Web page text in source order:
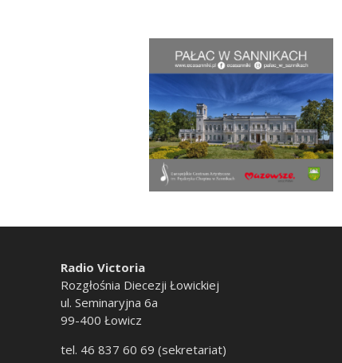
Radio Victoria
Rozgłośnia Diecezji Łowickiej
ul. Seminaryjna 6a
99-400 Łowicz
tel. 46 837 60 69 (sekretariat)